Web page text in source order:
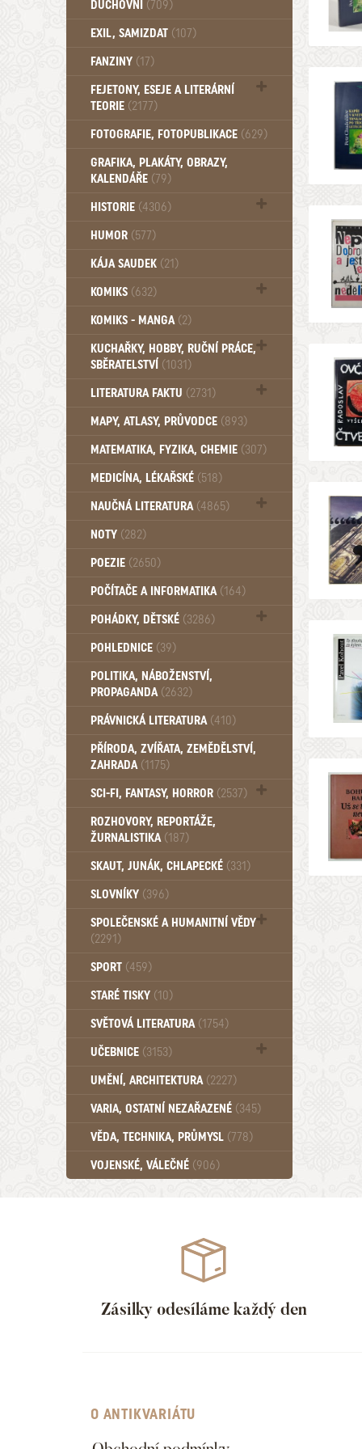
DUCHOVNÍ (709)
Okultismus (110)
EXIL, SAMIZDAT (107)
FANZINY (17)
FEJETONY, ESEJE A LITERÁRNÍ
TEORIE (2177)
Citáty, aforismy, snáře, přísloví,
FOTOGRAFIE, FOTOPUBLIKACE (629)
GRAFIKA, PLAKÁTY, OBRAZY,
KALENDÁŘE (79)
HISTORIE (4306)
Mytologie, Mýty, Báje, Pověsti (203)
HUMOR (577)
KÁJA SAUDEK (21)
KOMIKS (632)
Komiks - Čtyřlístek (232)
KOMIKS - MANGA (2)
KUCHAŘKY, HOBBY, RUČNÍ PRÁCE,
SBĚRATELSTVÍ (1031)
Dům a byt (102)
LITERATURA FAKTU (2731)
Katalogy (503)
MAPY, ATLASY, PRŮVODCE (893)
MATEMATIKA, FYZIKA, CHEMIE (307)
MEDICÍNA, LÉKAŘSKÉ (518)
NAUČNÁ LITERATURA (4865)
Zdraví a zdraví životní styl (510)
NOTY (282)
POEZIE (2650)
POČÍTAČE A INFORMATIKA (164)
POHÁDKY, DĚTSKÉ (3286)
Pro děti a mládež (2882)
Pohádky, Dětské - Od roku 1949 (257)
POHLEDNICE (39)
POLITIKA, NÁBOŽENSTVÍ,
PROPAGANDA (2632)
PRÁVNICKÁ LITERATURA (410)
PŘÍRODA, ZVÍŘATA, ZEMĚDĚLSTVÍ,
ZAHRADA (1175)
SCI-FI, FANTASY, HORROR (2537)
UFO (14)
ROZHOVORY, REPORTÁŽE,
ŽURNALISTIKA (187)
SKAUT, JUNÁK, CHLAPECKÉ (331)
SLOVNÍKY (396)
SPOLEČENSKÉ A HUMANITNÍ VĚDY
(2291)
Pedagogika (191)
Psychologie a osobní rozvoj (760)
SPORT (459)
STARÉ TISKY (10)
SVĚTOVÁ LITERATURA (1754)
UČEBNICE (3153)
Učebnice - Jazykové (1297)
Učebnice - VŠ (259)
Učebnice - ZŠ (556)
Učebnice - Ostatní (499)
UMĚNÍ, ARCHITEKTURA (2227)
VARIA, OSTATNÍ NEZAŘAZENÉ (345)
VĚDA, TECHNIKA, PRŮMYSL (778)
VOJENSKÉ, VÁLEČNÉ (906)
Zásilky odesíláme každý den
O ANTIKVARIÁTU